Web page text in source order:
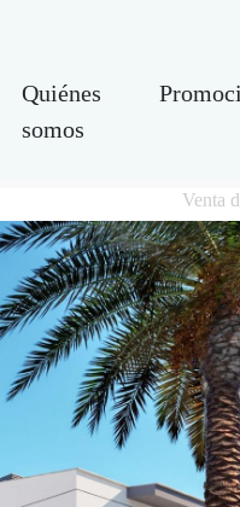
Quiénes
somos
Venta